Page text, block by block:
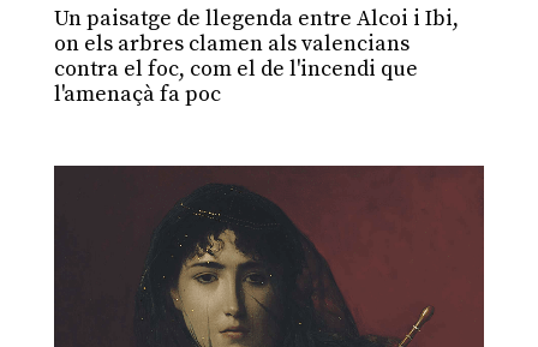
Un paisatge de llegenda entre Alcoi i Ibi,
on els arbres clamen als valencians
contra el foc, com el de l'incendi que
l'amenaçà fa poc